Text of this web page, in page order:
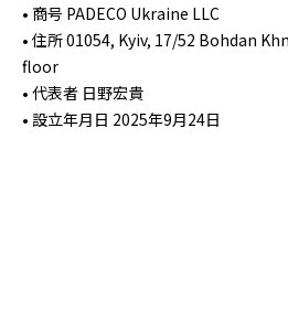
• 商号 PADECO Ukraine LLC
• 住所 01054, Kyiv, 17/52 Bohdan
floor
• 代表者 日野宏貴
• 設立年月日 2025年9月24日